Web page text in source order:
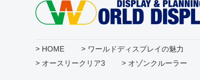
> HOME > ワールドディスプレイの魅力
> オースリークリア3
> オゾンクルーラー